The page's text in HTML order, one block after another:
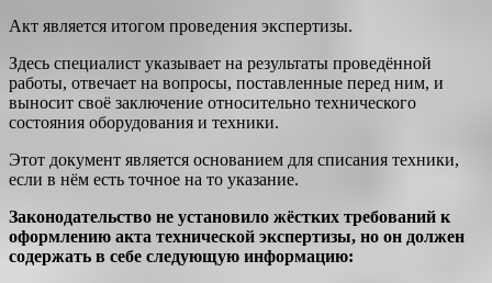
Акт является итогом проведения экспертизы.
Здесь специалист указывает на результаты проведённой
работы, отвечает на вопросы, поставленные перед ним, и
выносит своё заключение относительно технического
состояния оборудования и техники.
Этот документ является основанием для списания техники,
если в нём есть точное на то указание.
Законодательство не установило жёстких требований к
оформлению акта технической экспертизы, но он должен
содержать в себе следующую информацию: